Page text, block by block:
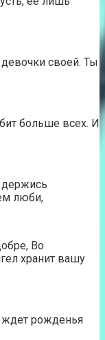
своей. Ты
больше всех. И
держись
люби,
Во
хранит вашу
ждет рожденья